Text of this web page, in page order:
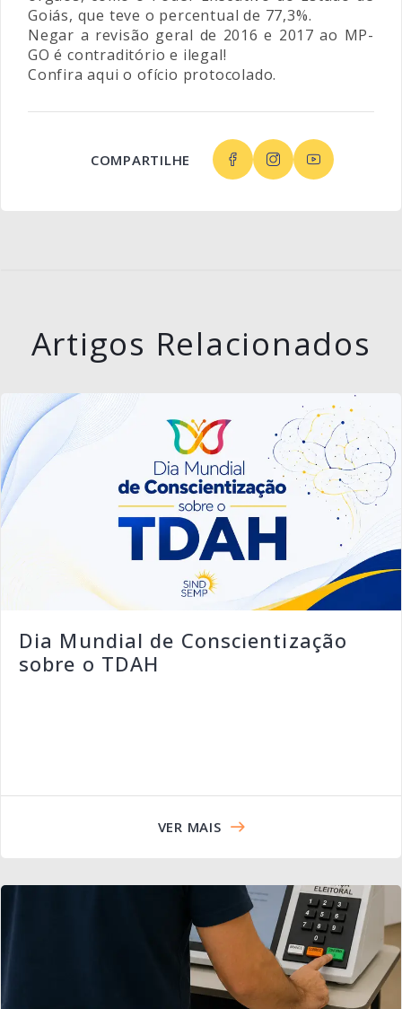
Goiás, que teve o percentual de 77,3%.
Negar a revisão geral de 2016 e 2017 ao MP-
GO é contraditório e ilegal!
Confira aqui o ofício protocolado.
COMPARTILHE
Artigos Relacionados
Dia Mundial de Conscientização
sobre o TDAH
VER MAIS